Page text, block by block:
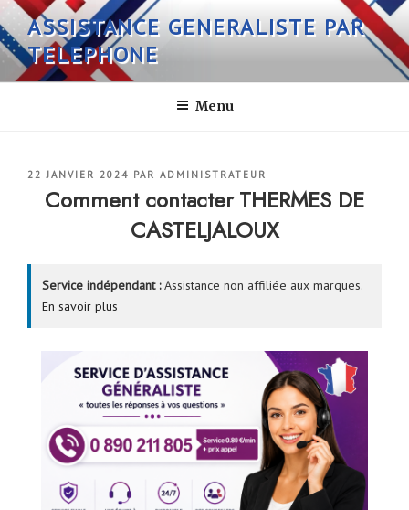
Aller
au
contenu
principal
ASSISTANCE GENERALISTE PAR
TELEPHONE
Menu
PUBLIÉ
22 JANVIER 2024 PAR ADMINISTRATEUR
Comment contacter THERMES DE
CASTELJALOUX
Service indépendant :Assistance non affiliée aux marques.
En savoir plus